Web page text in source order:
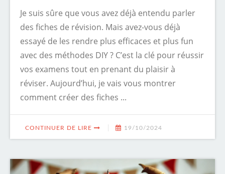
Je suis sûre que vous avez déjà entendu parler
des fiches de révision. Mais avez-vous déjà
essayé de les rendre plus efficaces et plus fun
avec des méthodes DIY ? C’est la clé pour réussir
vos examens tout en prenant du plaisir à
réviser. Aujourd’hui, je vais vous montrer
comment créer des fiches ...
CONTINUER DE LIRE 19/10/2024